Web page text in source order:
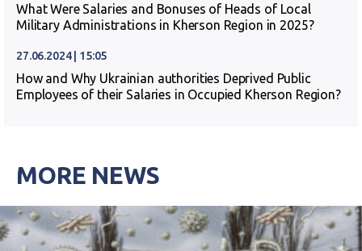
What Were Salaries and Bonuses of Heads of Local
Military Administrations in Kherson Region in 2025?
27.06.2024 | 15:05
How and Why Ukrainian authorities Deprived Public
Employees of their Salaries in Occupied Kherson Region?
MORE NEWS